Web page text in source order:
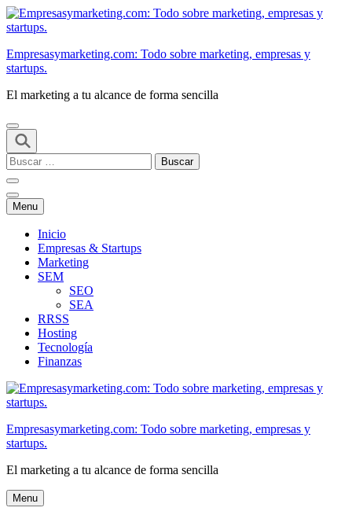
Saltar
al
(presiona
Intro)
Empresasymarketing.com: Todo sobre marketing, empresas y
startups.
El marketing a tu alcance de forma sencilla
Buscar:
Menu
Inicio
Empresas & Startups
Marketing
SEM
SEO
SEA
RRSS
Hosting
Tecnología
Finanzas
Empresasymarketing.com: Todo sobre marketing, empresas y
startups.
El marketing a tu alcance de forma sencilla
Menu